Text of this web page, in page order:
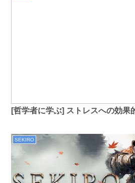
[哲学者に学ぶ] ストレスへの効果
SEKIRO